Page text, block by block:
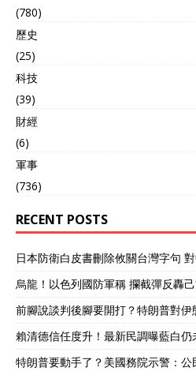
(780)
歷史
(25)
科技
(39)
財經
(6)
軍事
(736)
RECENT POSTS
日本防衛白皮書刪除攸關台灣字句
烏龍！以色列國防軍稱 攔截彈反轟
前腳說談判後腳要開打？特朗普對伊
賴清德信任度升！最新民調曝藍白仍
特朗普要動手了？美國務院示警：公